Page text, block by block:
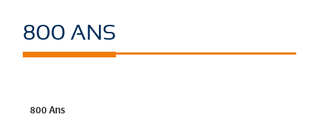
800 ANS
800 Ans